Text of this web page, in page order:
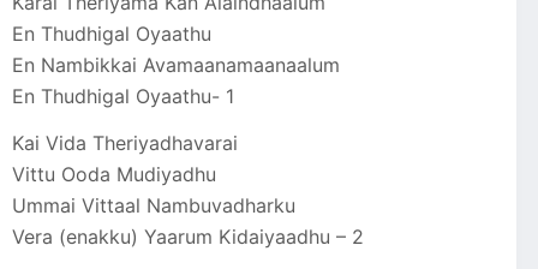
En Thudhigal Oyaathu
En Nambikkai Avamaanamaanaalum
En Thudhigal Oyaathu- 1
Kai Vida Theriyadhavarai
Vittu Ooda Mudiyadhu
Ummai Vittaal Nambuvadharku
Vera (enakku) Yaarum Kidaiyaadhu – 2